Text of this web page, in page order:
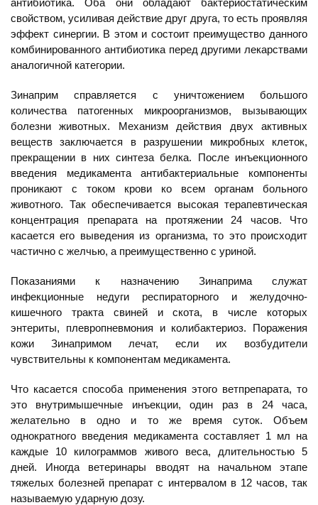
антибиотика. Оба они обладают бактериостатическим
свойством, усиливая действие друг друга, то есть проявляя
эффект синергии. В этом и состоит преимущество данного
комбинированного антибиотика перед другими лекарствами
аналогичной категории.
Зинаприм справляется с уничтожением большого
количества патогенных микроорганизмов, вызывающих
болезни животных. Механизм действия двух активных
веществ заключается в разрушении микробных клеток,
прекращении в них синтеза белка. После инъекционного
введения медикамента антибактериальные компоненты
проникают с током крови ко всем органам больного
животного. Так обеспечивается высокая терапевтическая
концентрация препарата на протяжении 24 часов. Что
касается его выведения из организма, то это происходит
частично с желчью, а преимущественно с уриной.
Показаниями к назначению Зинаприма служат
инфекционные недуги респираторного и желудочно-
кишечного тракта свиней и скота, в числе которых
энтериты, плевропневмония и колибактериоз. Поражения
кожи Зинапримом лечат, если их возбудители
чувствительны к компонентам медикамента.
Что касается способа применения этого ветпрепарата, то
это внутримышечные инъекции, один раз в 24 часа,
желательно в одно и то же время суток. Объем
однократного введения медикамента составляет 1 мл на
каждые 10 килограммов живого веса, длительностью 5
дней. Иногда ветеринары вводят на начальном этапе
тяжелых болезней препарат с интервалом в 12 часов, так
называемую ударную дозу.